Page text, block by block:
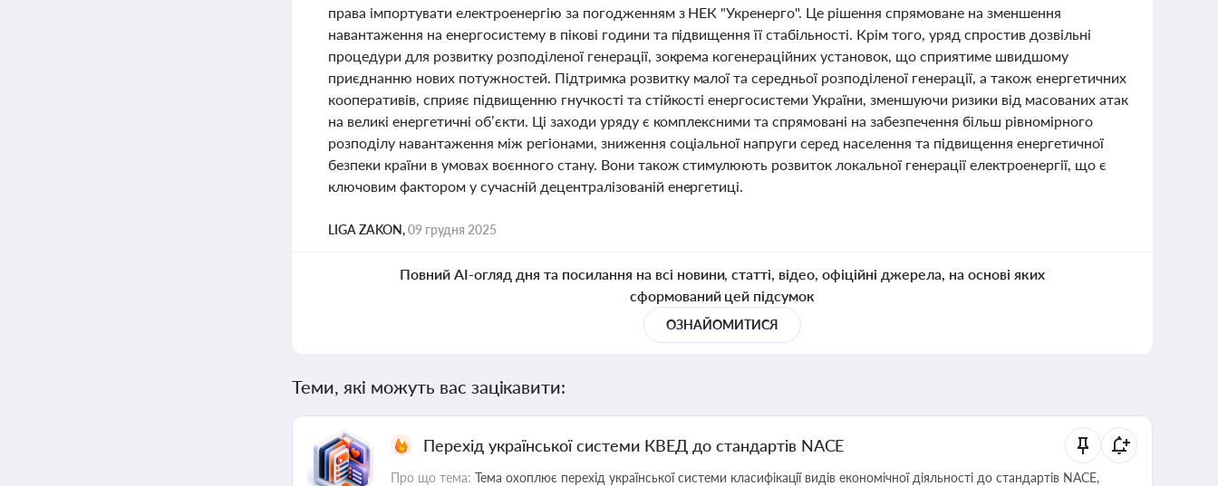
права імпортувати електроенергію за погодженням з НЕК "Укренерго". Це рішення спрямоване на зменшення
навантаження на енергосистему в пікові години та підвищення її стабільності. Крім того, уряд спростив дозвільні
процедури для розвитку розподіленої генерації, зокрема когенераційних установок, що сприятиме швидшому
приєднанню нових потужностей. Підтримка розвитку малої та середньої розподіленої генерації, а також енергетичних
кооперативів, сприяє підвищенню гнучкості та стійкості енергосистеми України, зменшуючи ризики від масованих атак
на великі енергетичні об’єкти. Ці заходи уряду є комплексними та спрямовані на забезпечення більш рівномірного
розподілу навантаження між регіонами, зниження соціальної напруги серед населення та підвищення енергетичної
безпеки країни в умовах воєнного стану. Вони також стимулюють розвиток локальної генерації електроенергії, що є
ключовим фактором у сучасній децентралізованій енергетиці.
LIGA ZAKON,09 грудня 2025
Повний AI-огляд дня та посилання на всі новини, статті, відео, офіційні джерела, на основі яких
сформований цей підсумок
ОЗНАЙОМИТИСЯ
Теми, які можуть вас зацікавити:
Перехід української системи КВЕД до стандартів NACE
Про що тема: Тема охоплює перехід української системи класифікації видів економічної діяльності до стандартів NACE,